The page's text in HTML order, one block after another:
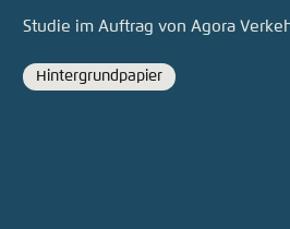
Studie im Auftrag von Agora
Format
Hintergrundpapier